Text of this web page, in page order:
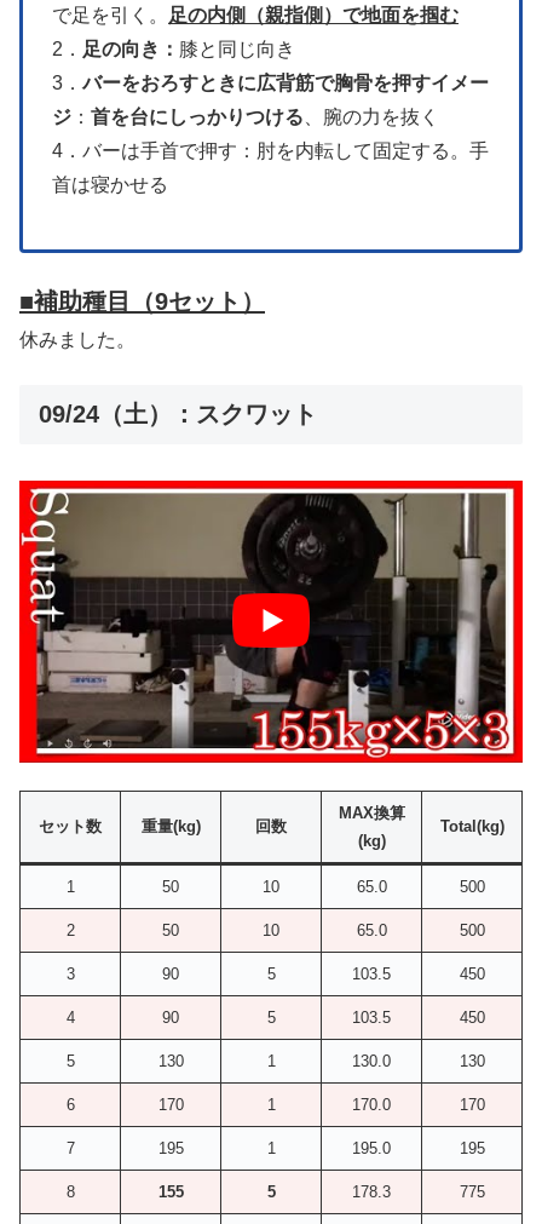
で足を引く。
足の内側（親指側）で地面を掴む
2． 足の向き： 膝と同じ向き
3．バーをおろすときに広背筋で胸骨を押すイメー
ジ ： 首を台にしっかりつける 、腕の力を抜く
4．バーは手首で押す：肘を内転して固定する。手
首は寝かせる
■補助種目 （9セット）
休みました。
09/24（土）：スクワット
セット数 重量(kg) 回数
MAX換算
(kg)
Total(kg)
1 50 10 65.0 500
2 50 10 65.0 500
3 90 5 103.5 450
4 90 5 103.5 450
5 130 1 130.0 130
6 170 1 170.0 170
7 195 1 195.0 195
8 155 5 178.3 775